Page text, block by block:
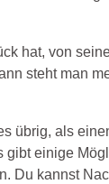
hat, von
steht man
übrig, als
gibt einige
Du kannst